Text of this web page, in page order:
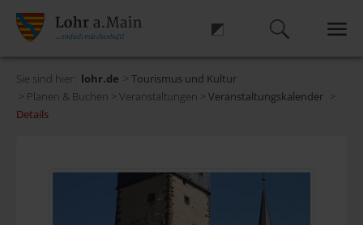
Sie sind hier: lohr.de > Tourismus und Kultur
> Planen & Buchen > Veranstaltungen > Veranstaltungskalender >
Details